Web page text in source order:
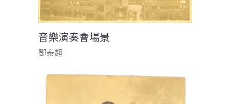
音樂演奏會場景
鄧泰超